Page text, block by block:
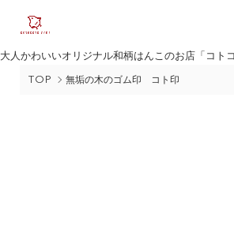
大人かわいいオリジナル和柄はんこのお店「コトコ
TOP 無垢の木のゴム印 コト印